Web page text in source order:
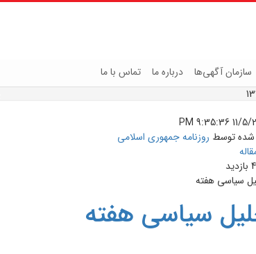
سازمان آگهی‌ها درباره ما تماس با ما
11/5/2025
شده توسط روزنامه جمهوری اسلامی
سیاسی هفته